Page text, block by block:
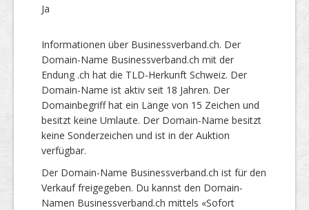
Ja
Informationen über Businessverband.ch. Der
Domain-Name Businessverband.ch mit der
Endung .ch hat die TLD-Herkunft Schweiz. Der
Domain-Name ist aktiv seit 18 Jahren. Der
Domainbegriff hat ein Länge von 15 Zeichen und
besitzt keine Umlaute. Der Domain-Name besitzt
keine Sonderzeichen und ist in der Auktion
verfügbar.
Der Domain-Name Businessverband.ch ist für den
Verkauf freigegeben. Du kannst den Domain-
Namen Businessverband.ch mittels «Sofort